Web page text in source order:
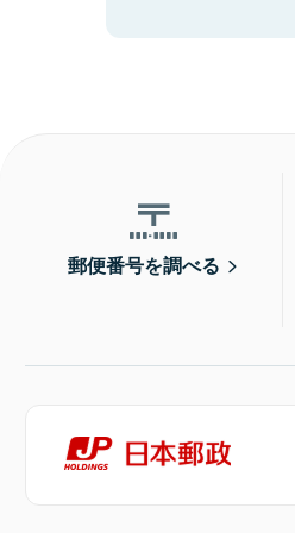
郵便番号を調べる